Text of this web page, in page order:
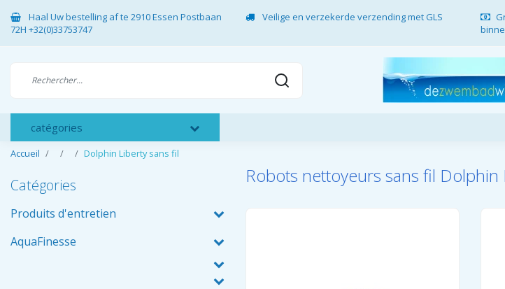
Haal Uw bestelling af te 2910 Essen Postbaan
72H +32(0)33753747
Veilige en verzekerde verzending met GLS
catégories
Accueil Dolphin Liberty sans fil
Catégories
Produits d'entretien
AquaFinesse
Robots nettoyeurs sans fil Dolphin